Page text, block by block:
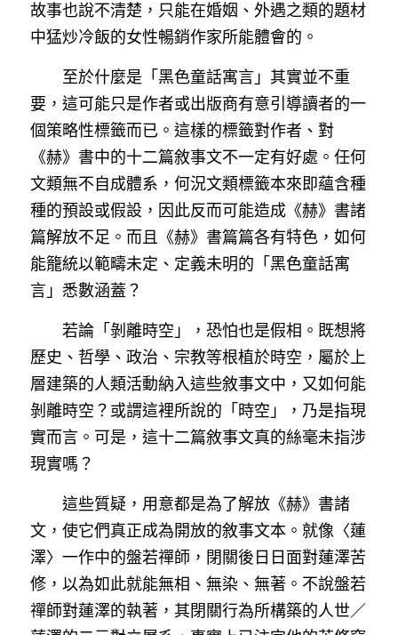
故事也說不清楚，只能在婚姻、外遇之類的題材
中猛炒冷飯的女性暢銷作家所能體會的。
至於什麼是「黑色童話寓言」其實並不重
要，這可能只是作者或出版商有意引導讀者的一
個策略性標籤而已。這樣的標籤對作者、對
《赫》書中的十二篇敘事文不一定有好處。任何
文類無不自成體系，何況文類標籤本來即蘊含種
種的預設或假設，因此反而可能造成《赫》書諸
篇解放不足。而且《赫》書篇篇各有特色，如何
能籠統以範疇未定、定義未明的「黑色童話寓
言」悉數涵蓋？
若論「剝離時空」，恐怕也是假相。既想將
歷史、哲學、政治、宗教等根植於時空，屬於上
層建築的人類活動納入這些敘事文中，又如何能
剝離時空？或謂這裡所說的「時空」，乃是指現
實而言。可是，這十二篇敘事文真的絲毫未指涉
現實嗎？
這些質疑，用意都是為了解放《赫》書諸
文，使它們真正成為開放的敘事文本。就像〈蓮
澤〉一作中的盤若禪師，閉關後日日面對蓮澤苦
修，以為如此就能無相、無染、無著。不說盤若
禪師對蓮澤的執著，其閉關行為所構築的人世／